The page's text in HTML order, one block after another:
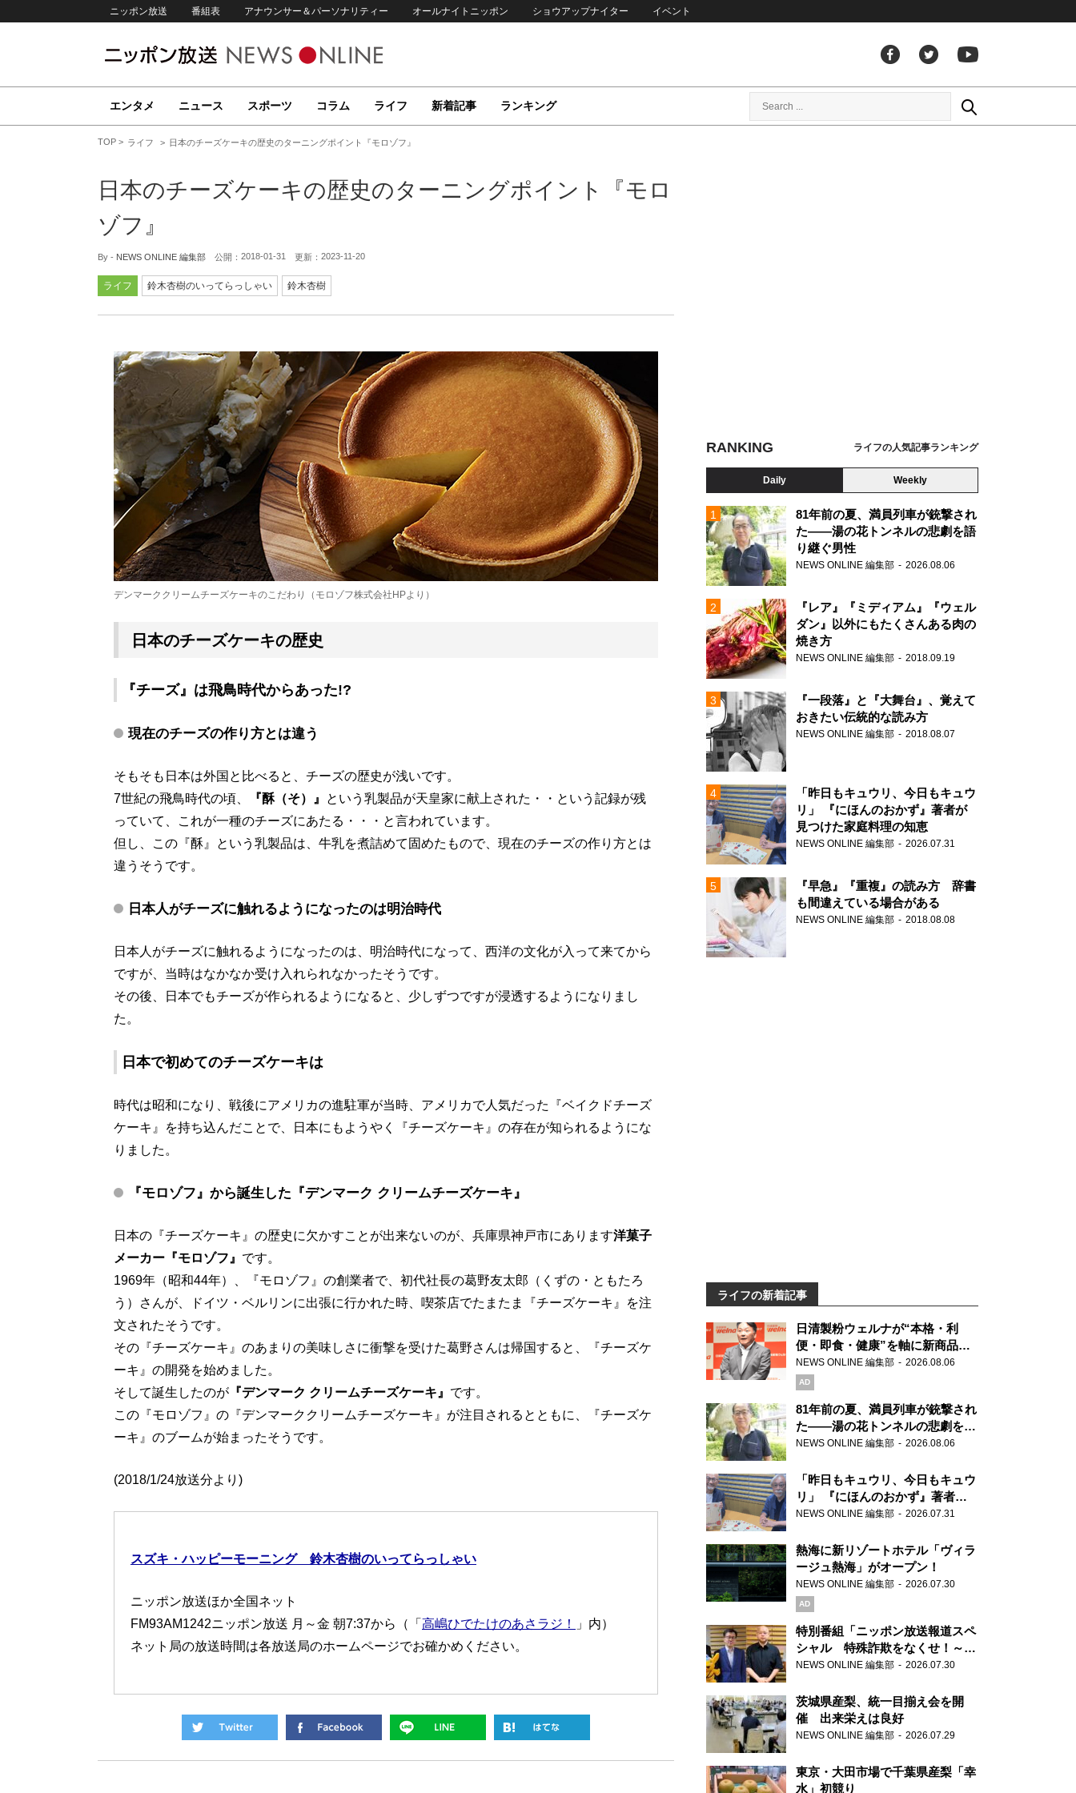
ニッポン放送 番組表 アナウンサー＆パーソナリティー オールナイトニッポン ショウアップナイター イベント
エンタメ ニュース スポーツ コラム ライフ 新着記事 ランキング
TOP ライフ 日本のチーズケーキの歴史のターニングポイント『モロゾフ』
日本のチーズケーキの歴史のターニングポイント『モロ
ゾフ』
By - NEWS ONLINE 編集部 公開： 2018-01-31 更新： 2023-11-20
ライフ 鈴木杏樹のいってらっしゃい 鈴木杏樹
デンマーククリームチーズケーキのこだわり（モロゾフ株式会社HPより）
日本のチーズケーキの歴史
『チーズ』は飛鳥時代からあった!?
現在のチーズの作り方とは違う
そもそも日本は外国と比べると、チーズの歴史が浅いです。
7世紀の飛鳥時代の頃、
『酥（そ）』
という乳製品が天皇家に献上された・・という記録が残
っていて、これが一種のチーズにあたる・・・と言われています。
但し、この『酥』という乳製品は、牛乳を煮詰めて固めたもので、現在のチーズの作り方とは
違うそうです。
日本人がチーズに触れるようになったのは明治時代
日本人がチーズに触れるようになったのは、明治時代になって、西洋の文化が入って来てから
ですが、当時はなかなか受け入れられなかったそうです。
その後、日本でもチーズが作られるようになると、少しずつですが浸透するようになりまし
た。
日本で初めてのチーズケーキは
時代は昭和になり、戦後にアメリカの進駐軍が当時、アメリカで人気だった『ベイクドチーズ
ケーキ』を持ち込んだことで、日本にもようやく『チーズケーキ』の存在が知られるようにな
りました。
『モロゾフ』から誕生した 『デンマーク クリームチーズケーキ』
日本の『チーズケーキ』の歴史に欠かすことが出来ないのが、兵庫県神戸市にあります洋菓子
メーカー『モロゾフ』 です。
1969年（昭和44年）、『モロゾフ』の創業者で、初代社長の葛野友太郎（くずの・ともたろ
う）さんが、ドイツ・ベルリンに出張に行かれた時、喫茶店でたまたま『チーズケーキ』を注
文されたそうです。
その『チーズケーキ』のあまりの美味しさに衝撃を受けた葛野さんは帰国すると、『チーズケ
ーキ』の開発を始めました。
そして誕生したのが 『デンマーク クリームチーズケーキ』 です。
この『モロゾフ』の『デンマーククリームチーズケーキ』が注目されるとともに、『チーズケ
ーキ』のブームが始まったそうです。
(2018/1/24放送分より)
スズキ・ハッピーモーニング 鈴木杏樹のいってらっしゃい
ニッポン放送ほか全国ネット
FM93AM1242ニッポン放送 月～金 朝7:37から（「 高嶋ひでたけのあさラジ！
」内）
ネット局の放送時間は各放送局のホームページでお確かめください。
RANKING ライフの人気記事ランキング
Daily Weekly
81年前の夏、満員列車が銃撃され
た――湯の花トンネルの悲劇を語
り継ぐ男性
NEWS ONLINE 編集部 2026.08.06
『レア』『ミディアム』『ウェル
ダン』以外にもたくさんある肉の
焼き方
NEWS ONLINE 編集部 2018.09.19
『一段落』と『大舞台』、覚えて
おきたい伝統的な読み方
NEWS ONLINE 編集部 2018.08.07
「昨日もキュウリ、今日もキュウ
リ」 『にほんのおかず』著者が
見つけた家庭料理の知恵
NEWS ONLINE 編集部 2026.07.31
『早急』『重複』の読み方 辞書
も間違えている場合がある
NEWS ONLINE 編集部 2018.08.08
ライフの新着記事
日清製粉ウェルナが“本格・利
便・即食・健康”を軸に新商品を
展開 「マ・マー」「青の洞窟」
ブランドを強化
NEWS ONLINE 編集部 2026.08.06
AD
81年前の夏、満員列車が銃撃され
た――湯の花トンネルの悲劇を語
り継ぐ男性
NEWS ONLINE 編集部 2026.08.06
「昨日もキュウリ、今日もキュウ
リ」 『にほんのおかず』著者が
見つけた家庭料理の知恵
NEWS ONLINE 編集部 2026.07.31
熱海に新リゾートホテル「ヴィラ
ージュ熱海」がオープン！
NEWS ONLINE 編集部 2026.07.30
AD
特別番組「ニッポン放送報道スペ
シャル 特殊詐欺をなくせ！～被
害者・加害者・警視庁が語るトク
NEWS ONLINE 編集部 2026.07.30
茨城県産梨、統一目揃え会を開
催 出来栄えは良好
NEWS ONLINE 編集部 2026.07.29
東京・大田市場で千葉県産梨「幸
水」初競り